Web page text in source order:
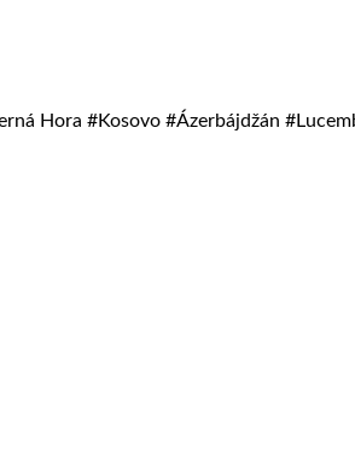
Hora #Kosovo #Ázerbájdžán